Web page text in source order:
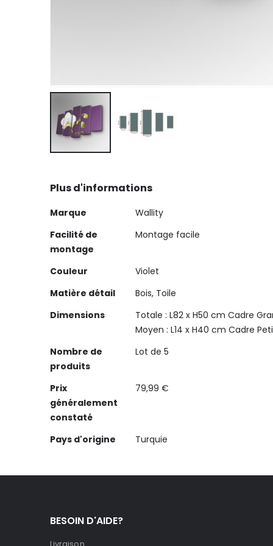
the
of
the
images
Plus d'informations
Plus
Marque
Wallity
Facilité de
montage
Montage facile
Couleur
Violet
Matière détail
Bois, Toile
Dimensions
Totale : L82 x H50 cm Cadre
Moyen : L14 x H40 cm Cadre
Nombre de
produits
Lot de 5
Prix
généralement
constaté
79,99 €
Pays d'origine Turquie
BESOIN D'AIDE?